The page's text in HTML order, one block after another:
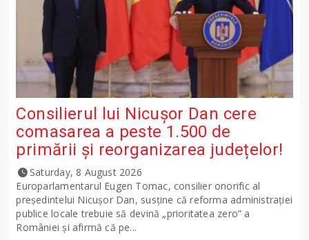
Consilierul lui Nicușor Dan cere
comasarea a peste 1.500 de
primării și reorganizarea județelor!
Saturday, 8 August 2026
Europarlamentarul Eugen Tomac, consilier onorific al
președintelui Nicușor Dan, susține că reforma administrației
publice locale trebuie să devină „prioritatea zero” a
României și afirmă că pe...